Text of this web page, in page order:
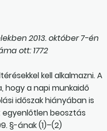
2013. október 7-én
ott: 1772
kell alkalmazni. A
hogy a napi munkaidő
időszak hiányában is
beosztás
§-ának (1)–(2)